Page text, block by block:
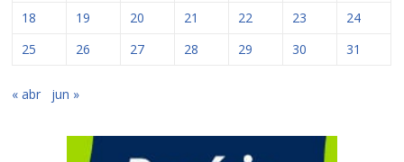
18
19 20 21 22 23
24
25
26 27 28 29 30 31
« abr jun »